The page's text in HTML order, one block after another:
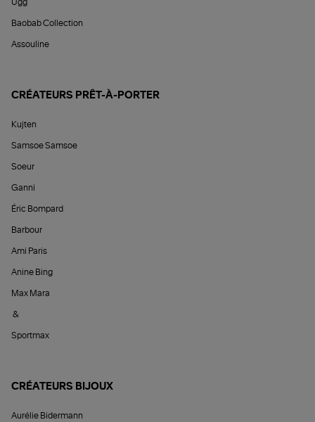
Ugg
Baobab Collection
Assouline
CRÉATEURS PRÊT-À-PORTER
Kujten
Samsoe Samsoe
Soeur
Ganni
Éric Bompard
Barbour
Ami Paris
Anine Bing
Max Mara
&
Sportmax
CRÉATEURS BIJOUX
Aurélie Bidermann